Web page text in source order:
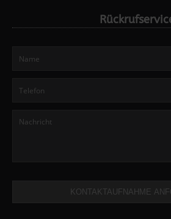
KONTAKTAUFNAHME